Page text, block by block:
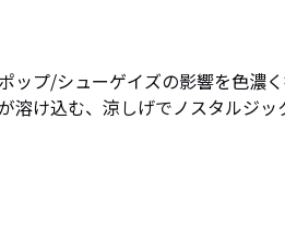
ップ/シューゲイズの影響を色濃
け込む、涼しげでノスタルジッ